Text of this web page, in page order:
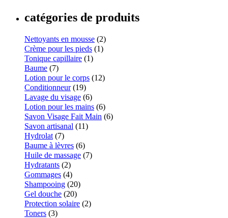
catégories de produits
Nettoyants en mousse (2)
Crème pour les pieds (1)
Tonique capillaire (1)
Baume (7)
Lotion pour le corps (12)
Conditionneur (19)
Lavage du visage (6)
Lotion pour les mains (6)
Savon Visage Fait Main (6)
Savon artisanal (11)
Hydrolat (7)
Baume à lèvres (6)
Huile de massage (7)
Hydratants (2)
Gommages (4)
Shampooing (20)
Gel douche (20)
Protection solaire (2)
Toners (3)